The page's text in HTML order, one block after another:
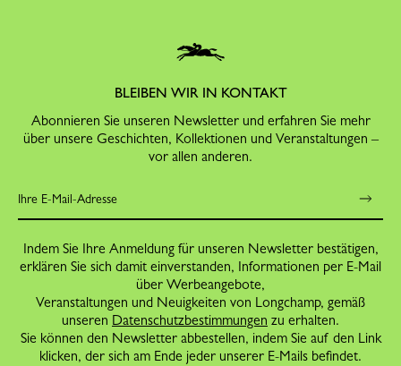
BLEIBEN WIR IN KONTAKT
Abonnieren Sie unseren Newsletter und erfahren Sie mehr
über unsere Geschichten, Kollektionen und Veranstaltungen –
vor allen anderen.
Indem Sie Ihre Anmeldung für unseren Newsletter bestätigen,
erklären Sie sich damit einverstanden, Informationen per E-Mail
über Werbeangebote,
Veranstaltungen und Neuigkeiten von Longchamp, gemäß
unseren Datenschutzbestimmungen zu erhalten.
Sie können den Newsletter abbestellen, indem Sie auf den Link
klicken, der sich am Ende jeder unserer E-Mails befindet.